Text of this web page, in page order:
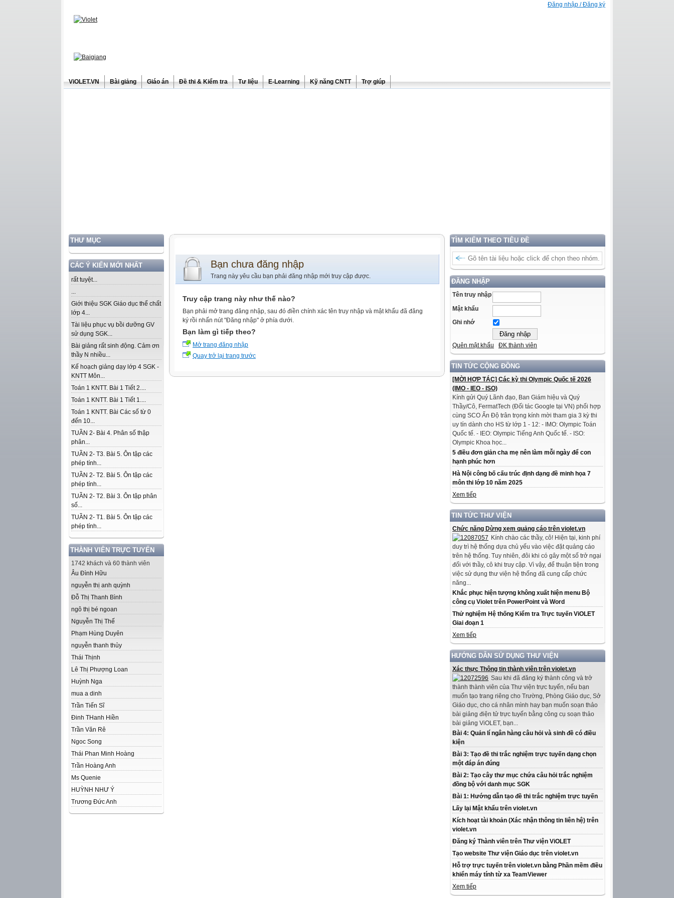
Đăng nhập / Đăng ký
ViOLET.VN Bài giảng Giáo án Đề thi & Kiểm tra Tư liệu E-Learning Kỹ năng CNTT Trợ giúp
THƯ MỤC
CÁC Ý KIẾN MỚI NHẤT
rất tuyệt...
...
Giới thiệu SGK Giáo dục thể chất
lớp 4...
Tài liệu phục vụ bồi dưỡng GV
sử dụng SGK...
Bài giảng rất sinh động. Cảm ơn
thầy N nhiều...
Kế hoạch giảng dạy lớp 4 SGK -
KNTT Môn...
Toán 1 KNTT. Bài 1 Tiết 2....
Toán 1 KNTT. Bài 1 Tiết 1....
Toán 1 KNTT. Bài Các số từ 0
đến 10...
TUẦN 2- Bài 4. Phân số thập
phân...
TUẦN 2- T3. Bài 5. Ôn tập các
phép tính...
TUẦN 2- T2. Bài 5. Ôn tập các
phép tính...
TUẦN 2- T2. Bài 3. Ôn tập phân
số...
TUẦN 2- T1. Bài 5. Ôn tập các
phép tính...
THÀNH VIÊN TRỰC TUYẾN
1742 khách và 60 thành viên
Âu Đình Hữu
nguyễn thị anh quỳnh
Đỗ Thị Thanh Bình
ngô thị bé ngoan
Nguyễn Thị Thế
Phạm Hùng Duyên
nguyễn thanh thủy
Thái Thịnh
Lê Thị Phượng Loan
Huỳnh Nga
mua a dinh
Trần Tiến Sĩ
Đinh THanh Hiền
Trần Văn Rê
Ngoc Song
Thái Phan Minh Hoàng
Trần Hoàng Anh
Ms Quenie
HUỲNH NHƯ Ý
Trương Đức Anh
TÌM KIẾM THEO TIÊU ĐỀ
ĐĂNG NHẬP
Tên truy nhập
Mật khẩu
Ghi nhớ
Quên mật khẩu ĐK thành viên
TIN TỨC CỘNG ĐỒNG
[MỜI HỢP TÁC] Các kỳ thi Olympic Quốc tế 2026
(IMO - IEO - ISO)
Kính gửi Quý Lãnh đạo, Ban Giám hiệu và Quý
Thầy/Cô, FermatTech (Đối tác Google tại VN) phối hợp
cùng SCO Ấn Độ trân trọng kính mời tham gia 3 kỳ thi
uy tín dành cho HS từ lớp 1 - 12: - IMO: Olympic Toán
Quốc tế. - IEO: Olympic Tiếng Anh Quốc tế. - ISO:
Olympic Khoa học...
5 điều đơn giản cha mẹ nên làm mỗi ngày để con
hạnh phúc hơn
Hà Nội công bố cấu trúc định dạng đề minh họa 7
môn thi lớp 10 năm 2025
Xem tiếp
TIN TỨC THƯ VIỆN
Chức năng Dừng xem quảng cáo trên violet.vn
Kính chào các thầy, cô! Hiện tại, kinh phí
duy trì hệ thống dựa chủ yếu vào việc đặt quảng cáo
trên hệ thống. Tuy nhiên, đôi khi có gây một số trở ngại
đối với thầy, cô khi truy cập. Vì vậy, để thuận tiện trong
việc sử dụng thư viện hệ thống đã cung cấp chức
năng...
Khắc phục hiện tượng không xuất hiện menu Bộ
công cụ Violet trên PowerPoint và Word
Thử nghiệm Hệ thống Kiểm tra Trực tuyến ViOLET
Giai đoạn 1
Xem tiếp
HƯỚNG DẪN SỬ DỤNG THƯ VIỆN
Xác thực Thông tin thành viên trên violet.vn
Sau khi đã đăng ký thành công và trở
thành thành viên của Thư viện trực tuyến, nếu bạn
muốn tạo trang riêng cho Trường, Phòng Giáo dục, Sở
Giáo dục, cho cá nhân mình hay bạn muốn soạn thảo
bài giảng điện tử trực tuyến bằng công cụ soạn thảo
bài giảng ViOLET, bạn...
Bài 4: Quản lí ngân hàng câu hỏi và sinh đề có điều
kiện
Bài 3: Tạo đề thi trắc nghiệm trực tuyến dạng chọn
một đáp án đúng
Bài 2: Tạo cây thư mục chứa câu hỏi trắc nghiệm
đồng bộ với danh mục SGK
Bài 1: Hướng dẫn tạo đề thi trắc nghiệm trực tuyến
Lấy lại Mật khẩu trên violet.vn
Kích hoạt tài khoản (Xác nhận thông tin liên hệ) trên
violet.vn
Đăng ký Thành viên trên Thư viện ViOLET
Tạo website Thư viện Giáo dục trên violet.vn
Hỗ trợ trực tuyến trên violet.vn bằng Phần mềm điều
khiển máy tính từ xa TeamViewer
Xem tiếp
Bạn chưa đăng nhập
Trang này yêu cầu bạn phải đăng nhập mới truy cập được.
Truy cập trang này như thế nào?
Bạn phải mở trang đăng nhập, sau đó điền chính xác tên truy nhập và mật khẩu đã đăng
ký rồi nhấn nút "Đăng nhập" ở phía dưới.
Bạn làm gì tiếp theo?
Mở trang đăng nhập
Quay trở lại trang trước